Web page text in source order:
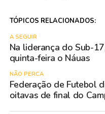
TÓPICOS RELACIONADOS:
A SEGUIR
Na liderança do Sub-
quinta-feira o Náuas
NÃO PERCA
Federação de Futebol
oitavas de final do